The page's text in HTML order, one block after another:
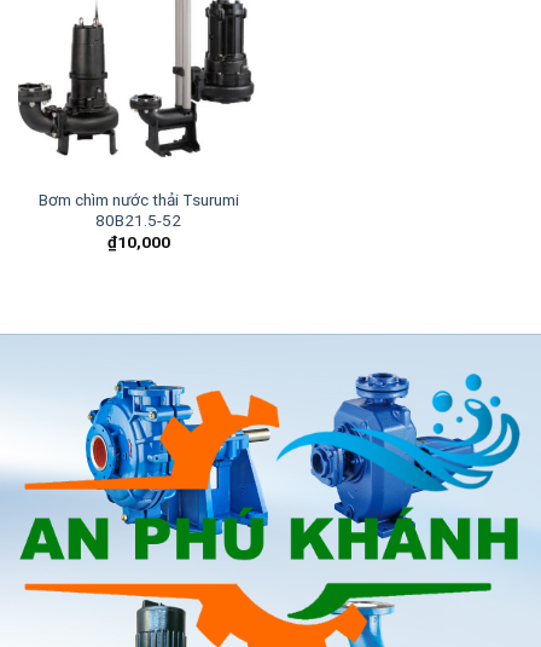
Add to
wishlist
Bơm chìm nước thải Tsurumi
80B21.5-52
₫10,000